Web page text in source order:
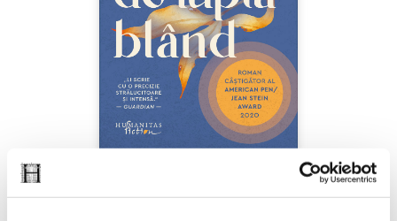
Yiyun Li,Câmp de luptă blând